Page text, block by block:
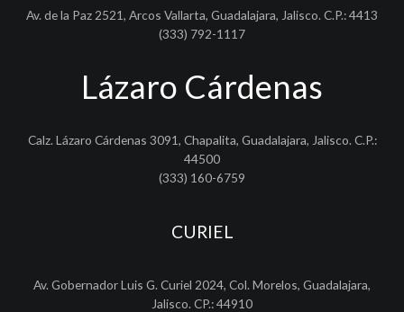
Av. de la Paz 2521, Arcos Vallarta, Guadalajara, Jalisco. C.P.: 4413
(333) 792-1117
Lázaro Cárdenas
Calz. Lázaro Cárdenas 3091, Chapalita, Guadalajara, Jalisco. C.P.:
44500
(333) 160-6759
CURIEL
Av. Gobernador Luis G. Curiel 2024, Col. Morelos, Guadalajara,
Jalisco. CP.: 44910